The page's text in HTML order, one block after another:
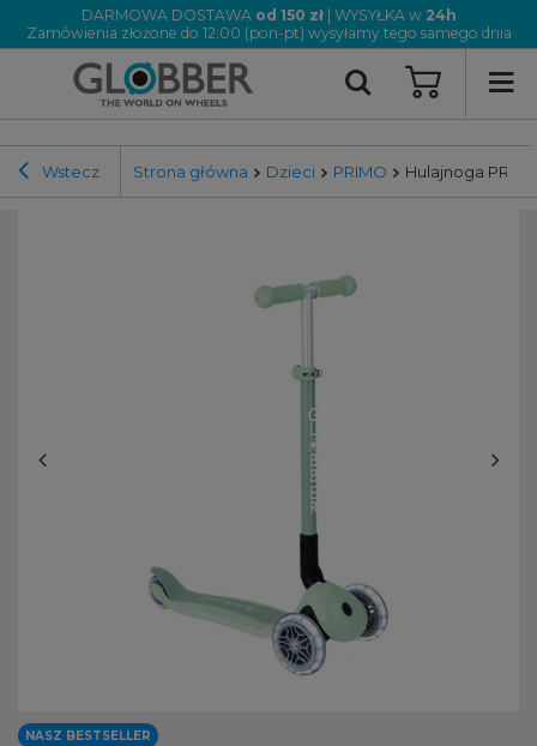
DARMOWA DOSTAWA od 150 zł| WYSYŁKA w 24h
Zamówienia złożone do 12:00 (pon-pt) wysyłamy tego samego dnia
Wstecz Strona główna Dzieci PRIMO Hulajnoga
NASZ BESTSELLER